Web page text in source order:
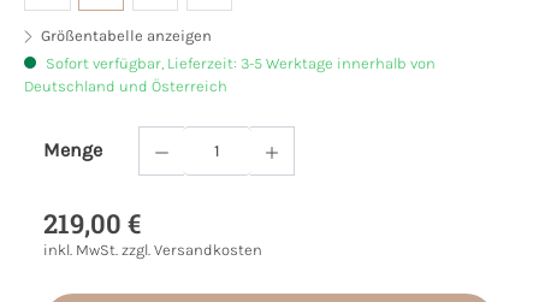
Größentabelle anzeigen
Sofort verfügbar, Lieferzeit: 3-5 Werktage innerhalb von
Deutschland und Österreich
Menge
Produkt Anzahl: Gib den gewünschten
219,00 €
inkl. MwSt. zzgl. Versandkosten